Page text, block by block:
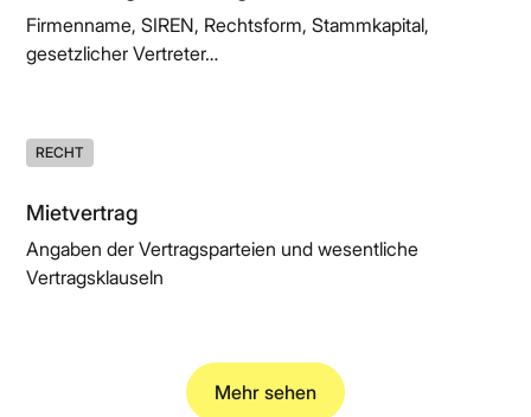
Firmenname, SIREN, Rechtsform, Stammkapital,
gesetzlicher Vertreter…
RECHT
Mietvertrag
Angaben der Vertragsparteien und wesentliche
Vertragsklauseln
Mehr sehen